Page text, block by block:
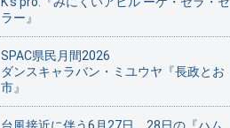
ラー』
SPAC県民月間2026
ダンスキャラバン・ミユウヤ『長政とお
市』